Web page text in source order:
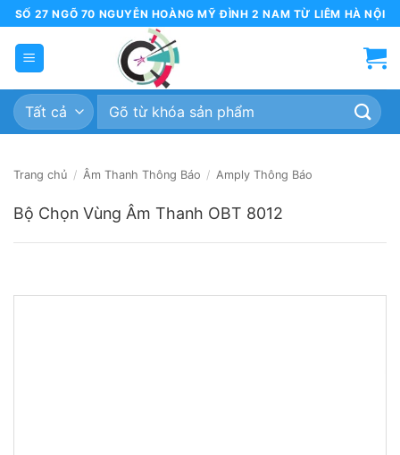
Bỏ
qua
dung
SỐ 27 NGÕ 70 NGUYỄN HOÀNG MỸ ĐÌNH 2 NAM TỪ LIÊM HÀ NỘI
Tìm
Trang chủ / Âm Thanh Thông Báo / Amply Thông Báo
Bộ Chọn Vùng Âm Thanh OBT 8012